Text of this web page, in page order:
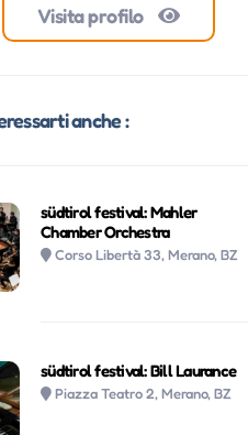
Visita profilo
anche :
südtirol festival: Mahler
Chamber Orchestra
Corso Libertà 33, Merano, BZ
südtirol festival: Bill Laurance
Piazza Teatro 2, Merano, BZ